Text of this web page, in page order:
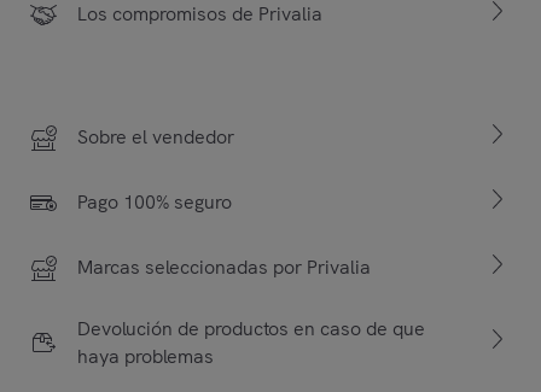
Los compromisos de Privalia
Sobre el vendedor
Pago 100% seguro
Marcas seleccionadas por Privalia
Devolución de productos en caso de que
haya problemas